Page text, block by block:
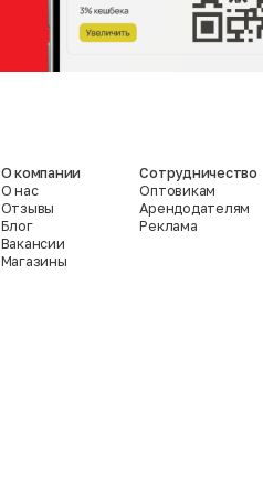
О компании
О нас
Отзывы
Блог
Вакансии
Магазины
Сотрудничество
Оптовикам
Арендодателям
Реклама